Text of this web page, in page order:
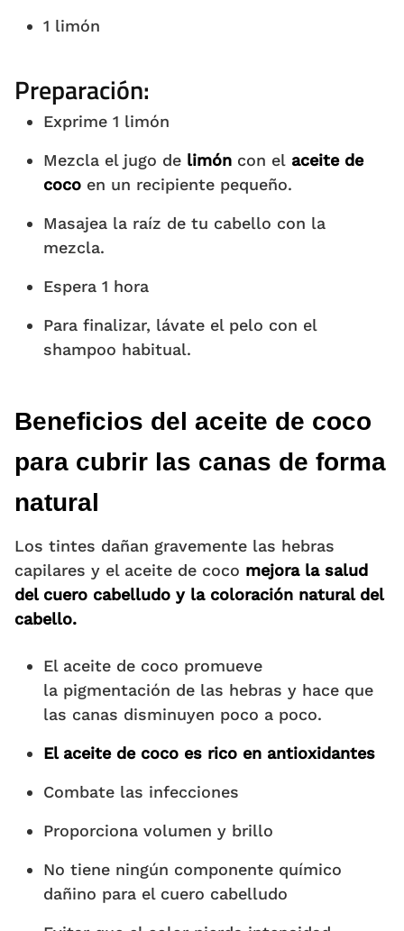
1 limón
Preparación:
Exprime 1 limón
Mezcla el jugo de limón con el aceite de
coco en un recipiente pequeño.
Masajea la raíz de tu cabello con la
mezcla.
Espera 1 hora
Para finalizar, lávate el pelo con el
shampoo habitual.
Beneficios del aceite de coco
para cubrir las canas de forma
natural
Los tintes dañan gravemente las hebras
capilares y el aceite de coco mejora la salud
del cuero cabelludo y la coloración natural del
cabello.
El aceite de coco promueve
la pigmentación de las hebras y hace que
las canas disminuyen poco a poco.
El aceite de coco es rico en antioxidantes
Combate las infecciones
Proporciona volumen y brillo
No tiene ningún componente químico
dañino para el cuero cabelludo